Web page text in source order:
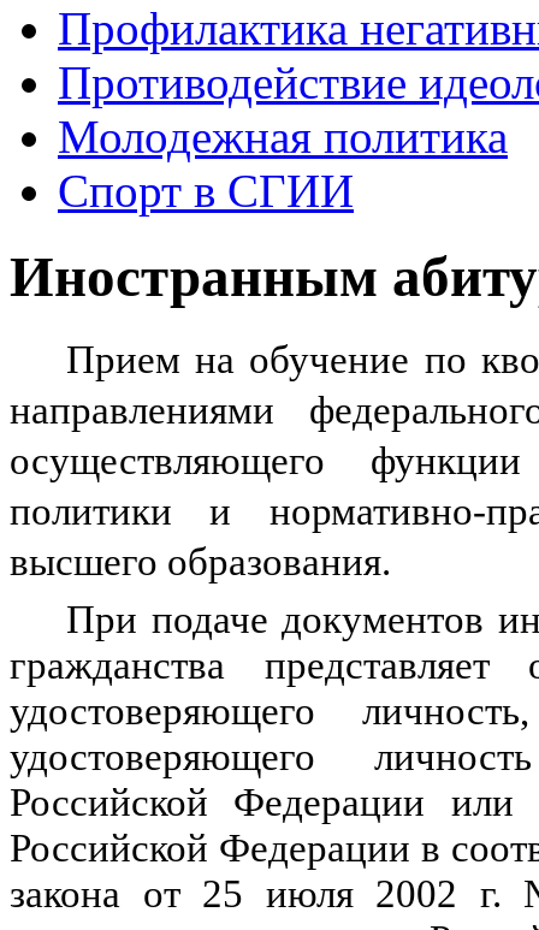
Профилактика
Противодействие
Молодежная политика
Спорт в СГИИ
Иностранным
Прием на обучение по
направлениями
осуществляющего
политики и нормативно-
высшего образования.
При подаче документов
гражданства
удостоверяющего
удостоверяющего
Российской Федерации или
Российской Федерации в
закона от 25 июля 2002